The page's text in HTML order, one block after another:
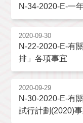
N-34-2020-E-一
2020-09-30
N-22-2020-E-有
排」各項事宜
2020-09-29
N-30-2020-E-有
試行計劃(2020)